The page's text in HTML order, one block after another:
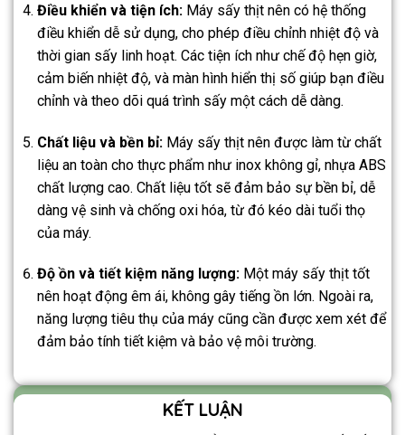
Điều khiển và tiện ích:Máy sấy thịt nên có hệ thống
điều khiển dễ sử dụng, cho phép điều chỉnh nhiệt độ và
thời gian sấy linh hoạt. Các tiện ích như chế độ hẹn giờ,
cảm biến nhiệt độ, và màn hình hiển thị số giúp bạn điều
chỉnh và theo dõi quá trình sấy một cách dễ dàng.
Chất liệu và bền bỉ:Máy sấy thịt nên được làm từ chất
liệu an toàn cho thực phẩm như inox không gỉ, nhựa ABS
chất lượng cao. Chất liệu tốt sẽ đảm bảo sự bền bỉ, dễ
dàng vệ sinh và chống oxi hóa, từ đó kéo dài tuổi thọ
của máy.
Độ ồn và tiết kiệm năng lượng:Một máy sấy thịt tốt
nên hoạt động êm ái, không gây tiếng ồn lớn. Ngoài ra,
năng lượng tiêu thụ của máy cũng cần được xem xét để
đảm bảo tính tiết kiệm và bảo vệ môi trường.
KẾT LUẬN